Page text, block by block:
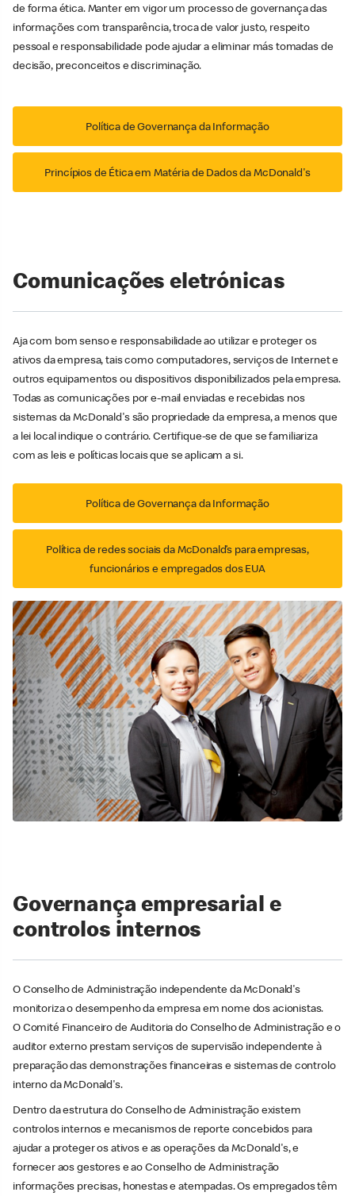
de forma ética. Manter em vigor um processo de governança das
informações com transparência, troca de valor justo, respeito
pessoal e responsabilidade pode ajudar a eliminar más tomadas de
decisão, preconceitos e discriminação.
Política de Governança da Informação
Princípios de Ética em Matéria de Dados da McDonald's
Comunicações eletrónicas
Aja com bom senso e responsabilidade ao utilizar e proteger os
ativos da empresa, tais como computadores, serviços de Internet e
outros equipamentos ou dispositivos disponibilizados pela empresa.
Todas as comunicações por e-mail enviadas e recebidas nos
sistemas da McDonald's são propriedade da empresa, a menos que
a lei local indique o contrário. Certifique-se de que se familiariza
com as leis e políticas locais que se aplicam a si.
Política de Governança da Informação
Política de redes sociais da McDonald’s para empresas,
funcionários e empregados dos EUA
Governança empresarial e
controlos internos
O Conselho de Administração independente da McDonald's
monitoriza o desempenho da empresa em nome dos acionistas.
O Comité Financeiro de Auditoria do Conselho de Administração e o
auditor externo prestam serviços de supervisão independente à
preparação das demonstrações financeiras e sistemas de controlo
interno da McDonald's.
Dentro da estrutura do Conselho de Administração existem
controlos internos e mecanismos de reporte concebidos para
ajudar a proteger os ativos e as operações da McDonald's, e
fornecer aos gestores e ao Conselho de Administração
informações precisas, honestas e atempadas. Os empregados têm